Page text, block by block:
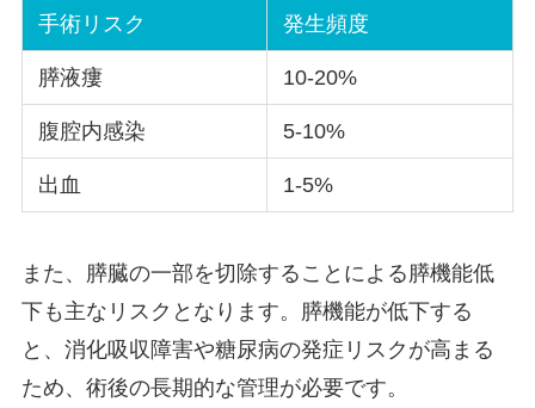
手術リスク 発生頻度
膵液瘻 10-20%
腹腔内感染 5-10%
出血 1-5%
また、膵臓の一部を切除することによる膵機能低
下も主なリスクとなります。膵機能が低下する
と、消化吸収障害や糖尿病の発症リスクが高まる
ため、術後の長期的な管理が必要です。